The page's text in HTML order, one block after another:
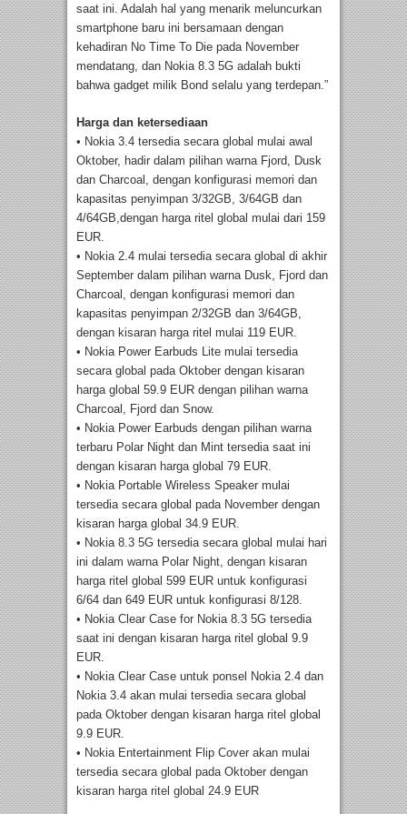
saat ini. Adalah hal yang menarik meluncurkan
smartphone baru ini bersamaan dengan
kehadiran No Time To Die pada November
mendatang, dan Nokia 8.3 5G adalah bukti
bahwa gadget milik Bond selalu yang terdepan.”
Harga dan ketersediaan
• Nokia 3.4 tersedia secara global mulai awal
Oktober, hadir dalam pilihan warna Fjord, Dusk
dan Charcoal, dengan konfigurasi memori dan
kapasitas penyimpan 3/32GB, 3/64GB dan
4/64GB,dengan harga ritel global mulai dari 159
EUR.
• Nokia 2.4 mulai tersedia secara global di akhir
September dalam pilihan warna Dusk, Fjord dan
Charcoal, dengan konfigurasi memori dan
kapasitas penyimpan 2/32GB dan 3/64GB,
dengan kisaran harga ritel mulai 119 EUR.
• Nokia Power Earbuds Lite mulai tersedia
secara global pada Oktober dengan kisaran
harga global 59.9 EUR dengan pilihan warna
Charcoal, Fjord dan Snow.
• Nokia Power Earbuds dengan pilihan warna
terbaru Polar Night dan Mint tersedia saat ini
dengan kisaran harga global 79 EUR.
• Nokia Portable Wireless Speaker mulai
tersedia secara global pada November dengan
kisaran harga global 34.9 EUR.
• Nokia 8.3 5G tersedia secara global mulai hari
ini dalam warna Polar Night, dengan kisaran
harga ritel global 599 EUR untuk konfigurasi
6/64 dan 649 EUR untuk konfigurasi 8/128.
• Nokia Clear Case for Nokia 8.3 5G tersedia
saat ini dengan kisaran harga ritel global 9.9
EUR.
• Nokia Clear Case untuk ponsel Nokia 2.4 dan
Nokia 3.4 akan mulai tersedia secara global
pada Oktober dengan kisaran harga ritel global
9.9 EUR.
• Nokia Entertainment Flip Cover akan mulai
tersedia secara global pada Oktober dengan
kisaran harga ritel global 24.9 EUR